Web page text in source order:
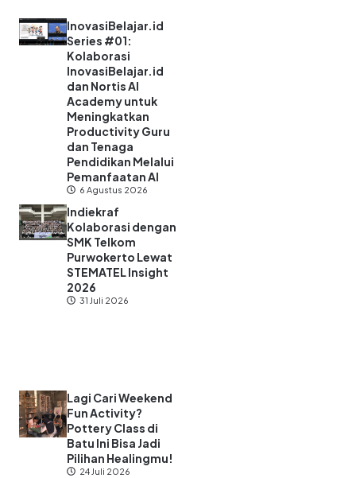
InovasiBelajar.id
Series #01:
Kolaborasi
InovasiBelajar.id
dan Nortis AI
Academy untuk
Meningkatkan
Productivity Guru
dan Tenaga
Pendidikan Melalui
Pemanfaatan AI
6 Agustus 2026
Indiekraf
Kolaborasi dengan
SMK Telkom
Purwokerto Lewat
STEMATEL Insight
2026
31 Juli 2026
Lagi Cari Weekend
Fun Activity?
Pottery Class di
Batu Ini Bisa Jadi
Pilihan Healingmu!
24 Juli 2026